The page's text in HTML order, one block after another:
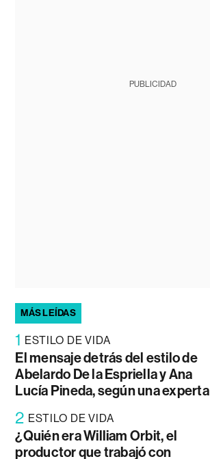
PUBLICIDAD
MÁS LEÍDAS
1 ESTILO DE VIDA
El mensaje detrás del estilo de
Abelardo De la Espriella y Ana
Lucía Pineda, según una experta
2 ESTILO DE VIDA
¿Quién era William Orbit, el
productor que trabajó con